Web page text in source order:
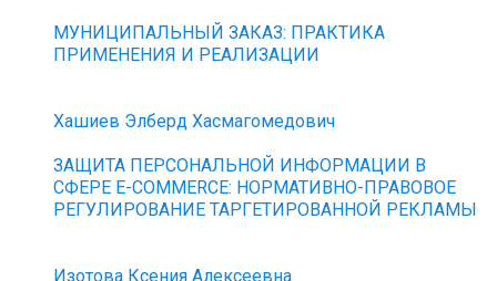
МУНИЦИПАЛЬНЫЙ ЗАКАЗ: ПРАКТИКА
ПРИМЕНЕНИЯ И РЕАЛИЗАЦИИ
Хашиев Элберд Хасмагомедович
ЗАЩИТА ПЕРСОНАЛЬНОЙ ИНФОРМАЦИИ В
СФЕРЕ E-COMMERCE: НОРМАТИВНО-ПРАВОВОЕ
РЕГУЛИРОВАНИЕ ТАРГЕТИРОВАННОЙ РЕКЛАМЫ
Изотова Ксения Алексеевна